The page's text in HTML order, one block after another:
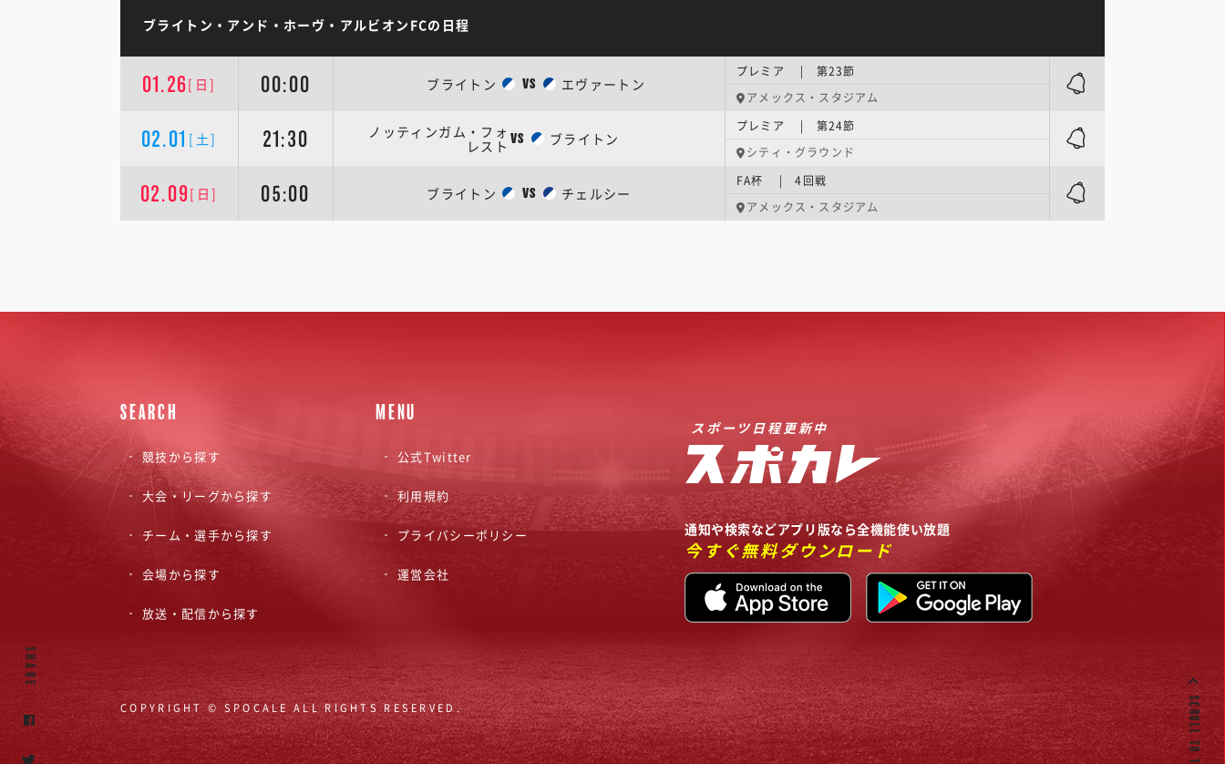
ブライトン・アンド・ホーヴ・アルビオンFCの日程
01.26[日] 00:00 ブライトン VS エヴァートン
プレミア | 第23節
アメックス・スタジアム
02.01 [土] 21:30
ノッティンガム・フォ
レスト VS ブライトン
プレミア | 第24節
シティ・グラウンド
02.09[日] 05:00 ブライトン VS チェルシー
FA杯 | 4回戦
アメックス・スタジアム
SEARCH
競技から探す
大会・リーグから探す
チーム・選手から探す
会場から探す
放送・配信から探す
MENU
公式Twitter
利用規約
プライバシーポリシー
運営会社
スポーツ日程更新中
通知や検索などアプリ版なら全機能使い放題
今すぐ無料ダウンロード
COPYRIGHT © SPOCALE ALL RIGHTS RESERVED. SCROLL TO TOP
SHARE